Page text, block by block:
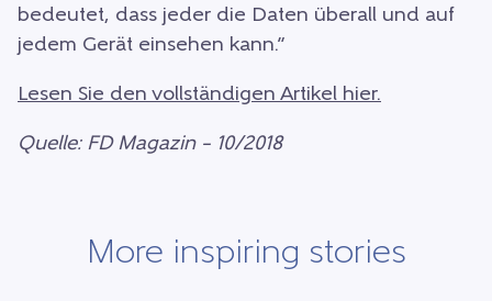
bedeutet, dass jeder die Daten überall und auf
jedem Gerät einsehen kann.”
Lesen Sie den vollständigen Artikel hier.
Quelle: FD Magazin – 10/2018
More inspiring stories